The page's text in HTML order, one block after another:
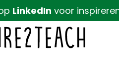
LinkedIn voor